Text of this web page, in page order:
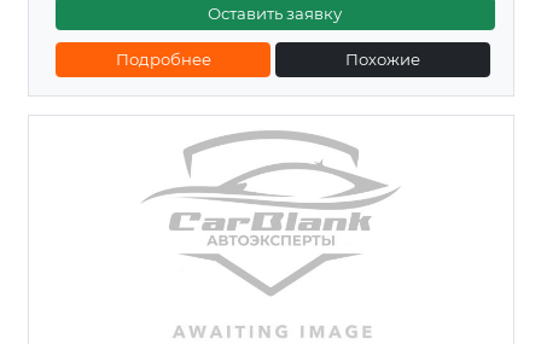
Оставить заявку
Подробнее Похожие